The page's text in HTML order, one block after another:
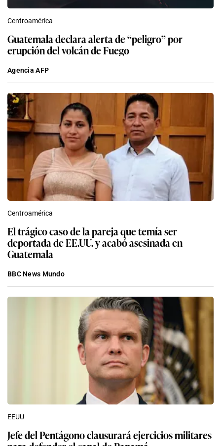
Centroamérica
Guatemala declara alerta de “peligro” por
erupción del volcán de Fuego
Agencia AFP
Centroamérica
El trágico caso de la pareja que temía ser
deportada de EE.UU. y acabó asesinada en
Guatemala
BBC News Mundo
EEUU
Jefe del Pentágono clausurará ejercicios militares